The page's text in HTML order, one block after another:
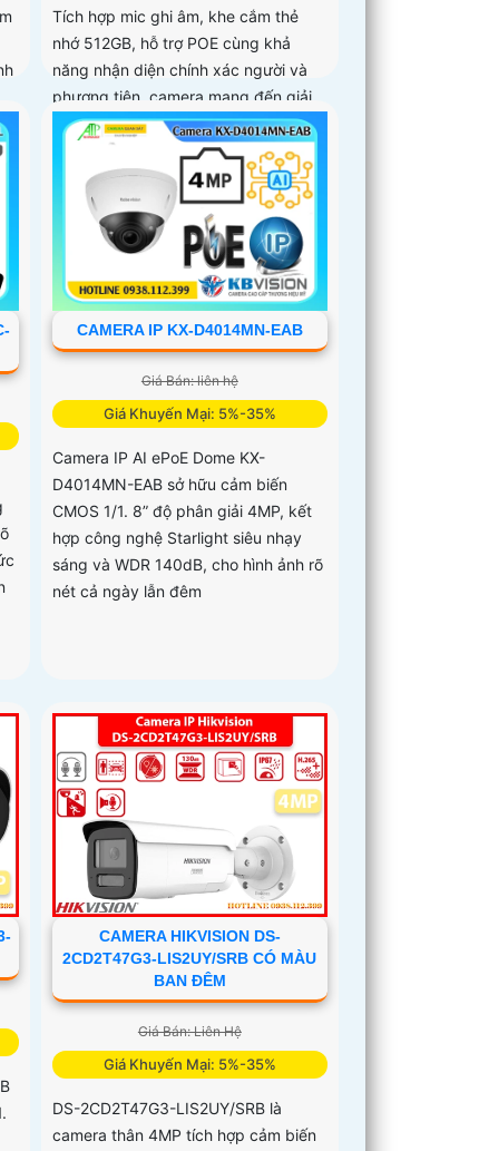
Tích hợp mic ghi âm, khe cắm thẻ
nhớ 512GB, hỗ trợ POE cùng khả
năng nhận diện chính xác người và
phương tiện, camera mang đến giải
pháp giám sát an ninh thông minh,
hiệu quả phù hợp lắp đặt tại gia đình,
văn phòng
CAMERA IP KX-D4014MN-EAB
Giá Bán: liên hệ
Giá Khuyến Mại: 5%-35%
Camera IP AI ePoE Dome KX-
D4014MN-EAB sở hữu cảm biến
CMOS 1/1. 8” độ phân giải 4MP, kết
hợp công nghệ Starlight siêu nhạy
sáng và WDR 140dB, cho hình ảnh rõ
nét cả ngày lẫn đêm
CAMERA HIKVISION DS-
2CD2T47G3-LIS2UY/SRB CÓ MÀU
BAN ĐÊM
Giá Bán: Liên Hệ
Giá Khuyến Mại: 5%-35%
DS-2CD2T47G3-LIS2UY/SRB là
camera thân 4MP tích hợp cảm biến